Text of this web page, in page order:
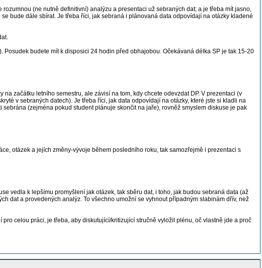
(ne nutně definitivní) analýzu a presentaci už sebraných dat; a je třeba mít jasno,
bude dále sbírat. Je třeba říci, jak sebraná i plánovaná data odpovídají na otázky kladené
budete mít k disposici 24 hodin před obhajobou. Očekávaná délka SP je tak 15-20
začátku letního semestru, ale závisí na tom, kdy chcete odevzdat DP. V prezentaci (v
v sebraných datech). Je třeba říci, jak data odpovídají na otázky, které jste si kladli na
(zejména pokud student plánuje skončit na jaře), rovněž smyslem diskuse je pak
otázek a jejích změny-vývoje během posledního roku, tak samozřejmě i prezentaci s
vedla k lepšímu promyšlení jak otázek, tak sběru dat, i toho, jak budou sebraná data (až
dat a provedených analýz. To všechno umožní se vyhnout případným slabinám dřív, než
celou práci, je třeba, aby diskutující/kritizující stručně vyložil plénu, oč vlastně jde a proč